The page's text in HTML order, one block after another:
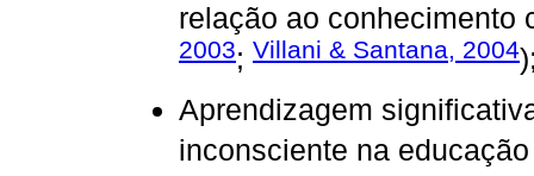
relação ao
2003; Villani & Santana, 2004
Aprendizagem
inconsciente na